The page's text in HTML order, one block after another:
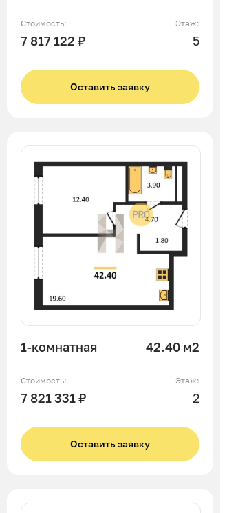
Стоимость:
7 817 122 ₽
Этаж:
5
Оставить заявку
1-комнатная 42.40 м2
Стоимость:
7 821 331 ₽
Этаж:
2
Оставить заявку